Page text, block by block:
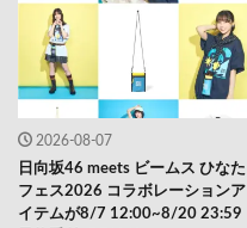
2026-08-07
日向坂46 meets ビームス ひなた
フェス2026 コラボレーションア
イテムが8/7 12:00~8/20 23:59